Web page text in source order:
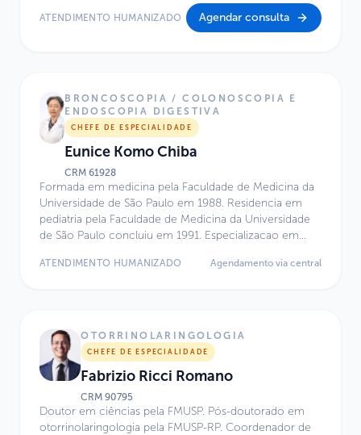
Hospital Infantil Pequeno Príncipe, em Curitiba, no
período de 1999 a 2000. É mestre em Pesquisa em
em Saúde pelo INSPER, concluído em 2020.
Atualmente, atua no Centro de Excelência do Hospital
Infantil Sabará.
ATENDIMENTO HUMANIZADO Agendar consulta
BRONCOSCOPIA / COLONOSCOPIA E
ENDOSCOPIA DIGESTIVA
CHEFE DE ESPECIALIDADE
Eunice Komo Chiba
CRM61928
Formada em medicina pela Faculdade de Medicina da
Universidade de São Paulo em 1988. Residencia em
pediatria pela Faculdade de Medicina da Universidade
de São Paulo concluiu em 1991. Especializacao em
Universidade de São Paulo terminou em 1992. Desde
ATENDIMENTO HUMANIZADO Agendamento via central
OTORRINOLARINGOLOGIA
CHEFE DE ESPECIALIDADE
Fabrizio Ricci Romano
CRM90795
Doutor em ciências pela FMUSP. Pós-doutorado em
otorrinolaringologia pela FMUSP-RP. Coordenador de